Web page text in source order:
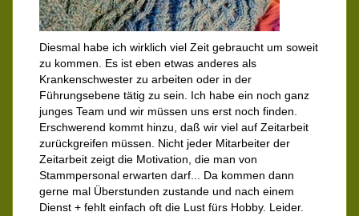
Diesmal habe ich wirklich viel Zeit gebraucht um soweit
zu kommen. Es ist eben etwas anderes als
Krankenschwester zu arbeiten oder in der
Führungsebene tätig zu sein. Ich habe ein noch ganz
junges Team und wir müssen uns erst noch finden.
Erschwerend kommt hinzu, daß wir viel auf Zeitarbeit
zurückgreifen müssen. Nicht jeder Mitarbeiter der
Zeitarbeit zeigt die Motivation, die man von
Stammpersonal erwarten darf... Da kommen dann
gerne mal Überstunden zustande und nach einem
Dienst + fehlt einfach oft die Lust fürs Hobby. Leider.